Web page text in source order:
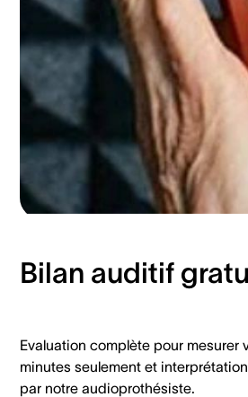
Bilan auditif
Evaluation complète pour mesurer
minutes seulement et
par notre audioprothésiste.